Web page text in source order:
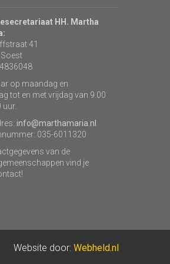
HH. Martha
41
op maandag en
tot en met vrijdag van 9.00
uur.
info@marthamaria.nl
035-6011320
van de
vind je
Website door: Webheld.nl